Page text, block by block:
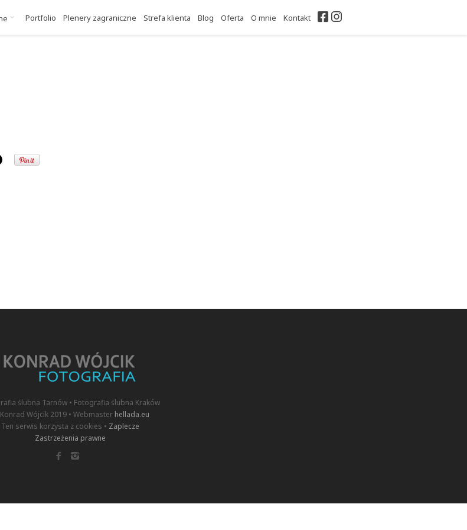
Portfolio Plenery zagraniczne Strefa klienta Blog Oferta O mnie Kontakt Facebook
Instagram
ślubna Tarnów • Fotografia ślubna Kraków
Wójcik 2019 • Webmaster hellada.eu
Ten serwis korzysta z cookies • Zaplecze
Zastrzeżenia prawne